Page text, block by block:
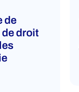
de
droit